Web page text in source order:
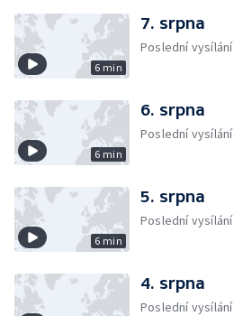
6 min
7. srpna
Poslední vysílání
6 min
6. srpna
Poslední vysílání
6 min
5. srpna
Poslední vysílání
4. srpna
Poslední vysílání